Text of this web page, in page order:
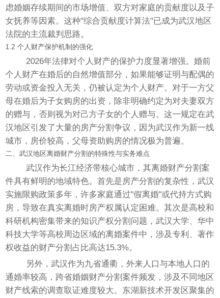
虑婚姻存续期间的市场增值、双方对家庭的贡献度以及子
女抚养等因素。这种"综合贡献度计算法"已成为武汉地区
法院的主流裁判思路。
1.2 个人财产保护机制的强化
2026年法律对个人财产的保护力度显著增强。婚前
个人财产在婚后的自然增值部分，如果能够证明与配偶的
劳动或资金投入无关，仍被认定为个人财产。对于一方父
母在婚后为子女购房的出资，除非明确约定为对夫妻双方
的赠与，否则视为对己方子女的个人赠与。这一规定在武
汉地区引发了大量的房产分割争议，因为武汉作为新一线
城市，房价较高，父母资助购房的情况极为普遍。
二、武汉地区离婚财产分割的特殊性与实务难点
武汉作为长江经济带核心城市，其离婚财产分割案
件具有鲜明的地域特色。首先是房产分割的复杂性，武汉
实施限购政策多年，许多家庭通过"假离婚"或代持方式购
房，导致在真实离婚时房产权属认定困难。其次是高校和
科研机构密集带来的知识产权分割问题，武汉大学、华中
科技大学等高校周边区域的离婚案件中，涉及专利、著作
权收益的财产分割占比高达15.3%。
另外，武汉作为九省通衢，外来人口与本地人口的
通婚率较高，跨省婚姻财产分割案件频发，涉及不同地区
财产线索的调查取证难度较大。东湖新技术开发区聚集的